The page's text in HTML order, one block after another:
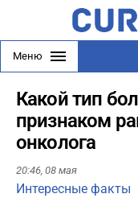
Меню
Какой тип
признаком
онколога
20:46, 08 мая
Интересные факты